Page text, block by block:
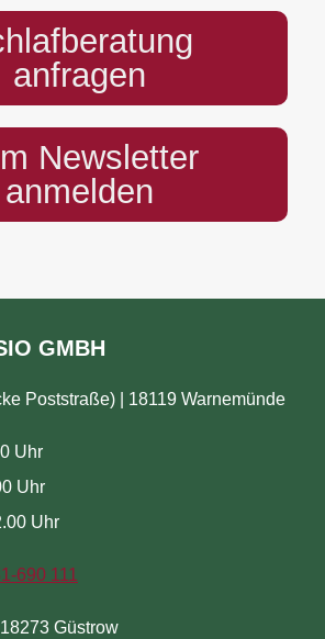
anfragen
Newsletter
anmelden
GMBH
Poststraße) | 18119 Warnemünde
Uhr
Uhr
Uhr
690 111
Güstrow